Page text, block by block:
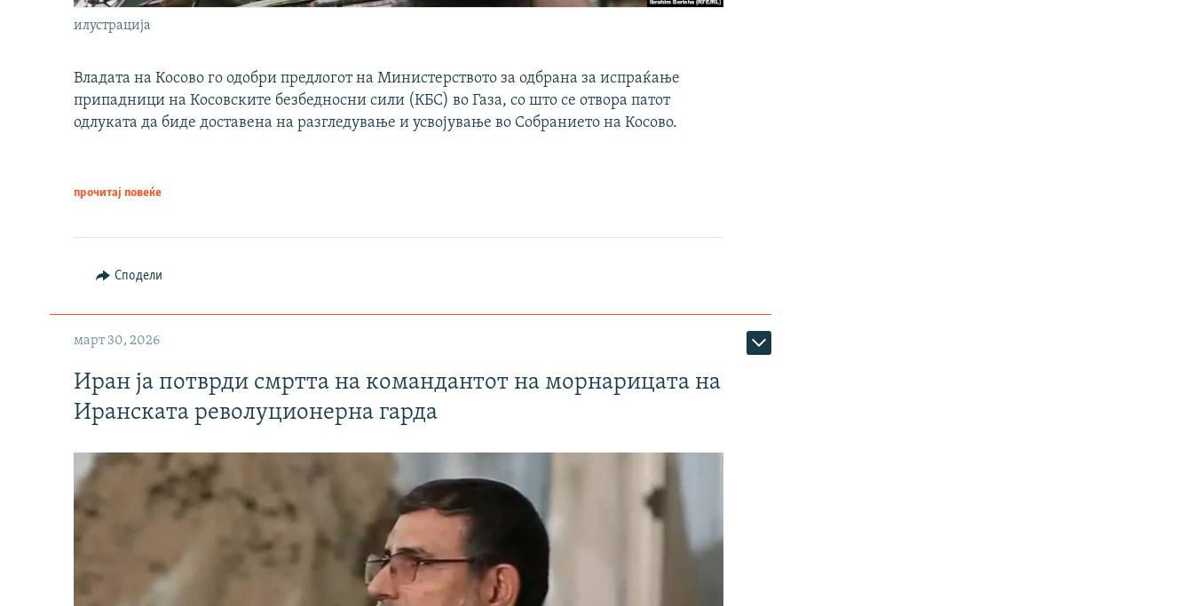
илустрација
Владата на Косово го одобри предлогот на Министерството за одбрана за испраќање
припадници на Косовските безбедносни сили (КБС) во Газа, со што се отвора патот
одлуката да биде доставена на разгледување и усвојување во Собранието на Косово.
прочитај повеќе
Сподели
март 30, 2026
Иран ја потврди смртта на командантот на морнарицата на
Иранската револуционерна гарда